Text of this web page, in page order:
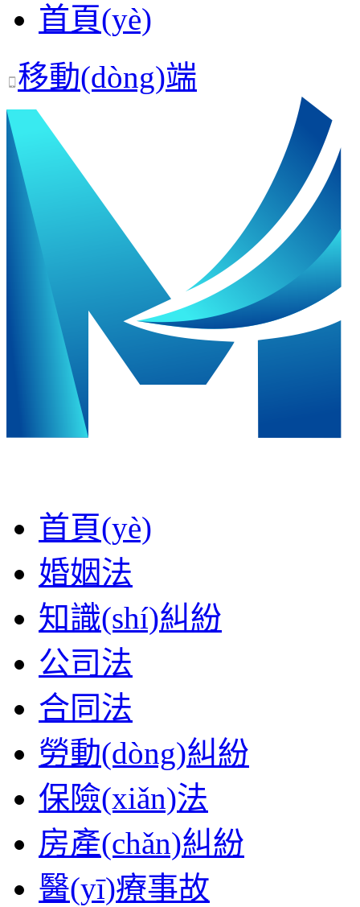
首頁(yè)
移動(dòng)端
首頁(yè)
婚姻法
知識(shí)糾紛
公司法
合同法
勞動(dòng)糾紛
保險(xiǎn)法
房產(chǎn)糾紛
醫(yī)療事故